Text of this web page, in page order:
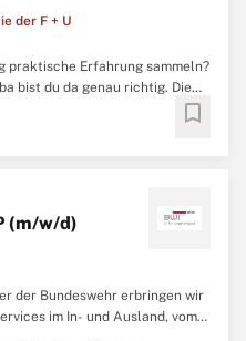
der F + U
praktische Erfahrung sammeln?
bist du da genau richtig. Die
Als Tochtergesellschaft der
bookmark
(m/w/d)
der Bundeswehr erbringen wir
im In- und Ausland, vom